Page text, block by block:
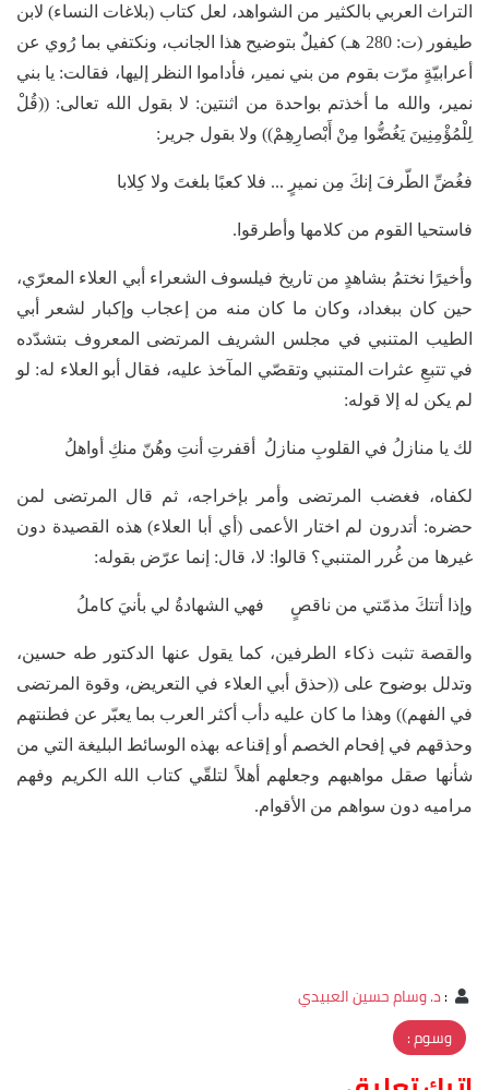
التراث العربي بالكثير من الشواهد، لعل كتاب (بلاغات النساء) لابن
طيفور (ت: 280 هـ) كفيلٌ بتوضيح هذا الجانب، ونكتفي بما رُوي عن
أعرابيّةٍ مرّت بقوم من بني نمير، فأداموا النظر إليها، فقالت: يا بني
نمير، والله ما أخذتم بواحدة من اثنتين: لا بقول الله تعالى: ((قُلْ
لِلْمُؤْمِنِينَ يَغُضُّوا مِنْ أَبْصارِهِمْ)) ولا بقول جرير:
فغُضِّ الطّرفَ إنكَ مِن نميرٍ ... فلا كعبًا بلغتَ ولا كِلابا
فاستحيا القوم من كلامها وأطرقوا.
وأخيرًا نختمُ بشاهدٍ من تاريخ فيلسوف الشعراء أبي العلاء المعرّي،
حين كان ببغداد، وكان ما كان منه من إعجاب وإكبار لشعر أبي
الطيب المتنبي في مجلس الشريف المرتضى المعروف بتشدّده
في تتبعِ عثرات المتنبي وتقصّي المآخذ عليه، فقال أبو العلاء له: لو
لم يكن له إلا قوله:
لك يا منازلُ في القلوبِ منازلُ أقفرتِ أنتِ وهُنّ منكِ أواهلُ
لكفاه، فغضب المرتضى وأمر بإخراجه، ثم قال المرتضى لمن
حضره: أتدرون لم اختار الأعمى (أي أبا العلاء) هذه القصيدة دون
غيرها من غُرر المتنبي؟ قالوا: لا، قال: إنما عرّض بقوله:
وإذا أتتكَ مذمّتي من ناقصٍ فهي الشهادةُ لي بأنيَ كاملُ
والقصة تثبت ذكاء الطرفين، كما يقول عنها الدكتور طه حسين،
وتدلل بوضوح على ((حذق أبي العلاء في التعريض، وقوة المرتضى
في الفهم)) وهذا ما كان عليه دأب أكثر العرب بما يعبّر عن فطنتهم
وحذقهم في إفحام الخصم أو إقناعه بهذه الوسائط البليغة التي من
شأنها صقل مواهبهم وجعلهم أهلاً لتلقّي كتاب الله الكريم وفهم
مراميه دون سواهم من الأقوام.
:د. وسام حسين العبيدي
وسوم :